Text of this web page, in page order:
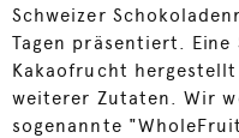
Schweizer
Tagen präsentiert.
Kakaofrucht
weiterer Zutaten. Wir
sogenannte